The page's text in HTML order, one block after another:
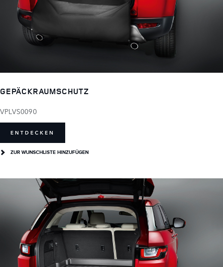
GEPÄCKRAUMSCHUTZ
VPLVS0090
ENTDECKEN
ZUR WUNSCHLISTE HINZUFÜGEN